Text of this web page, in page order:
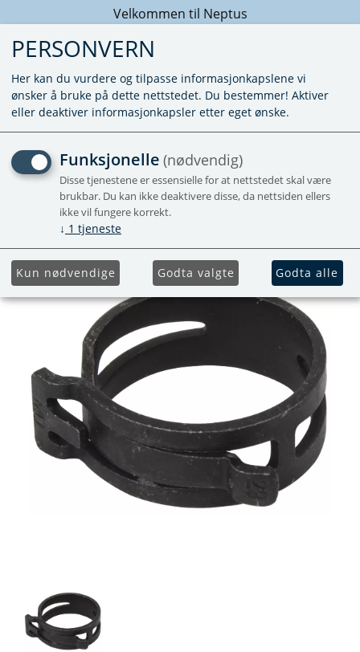
Velkommen til Neptus
SLANGEKLEMME - FOR
22MM GUMMISLANGE
PERSONVERN
Her kan du vurdere og tilpasse informasjonkapslene vi
ønsker å bruke på dette nettstedet. Du bestemmer! Aktiver
eller deaktiver informasjonkapsler etter eget ønske.
Funksjonelle (nødvendig)
Disse tjenestene er essensielle for at nettstedet skal være
brukbar. Du kan ikke deaktivere disse, da nettsiden ellers
ikke vil fungere korrekt.
↓ 1 tjeneste
Kun nødvendige Godta valgte Godta alle